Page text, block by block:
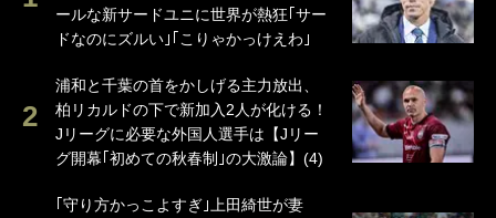
ールな新サードユニに世界が熱狂｢サー
ドなのにズルい｣｢こりゃかっけえわ｣
浦和と千葉の首をかしげる主力放出、
柏リカルドの下で新加入2人が化ける！
Jリーグに必要な外国人選手は【Jリー
グ開幕｢初めての秋春制｣の大激論】(4)
｢守り方かっこよすぎ｣上田綺世が妻